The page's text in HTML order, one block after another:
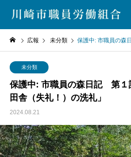
広報 未分類 保護中: 市職員の森日記 第１話
未分類
保護中: 市職員の森日記 第１
田舎（失礼！）の洗礼」
2024.08.21